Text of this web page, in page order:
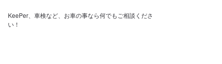
KeePer、車検など、お車の事なら何でもご相談くださ
い！